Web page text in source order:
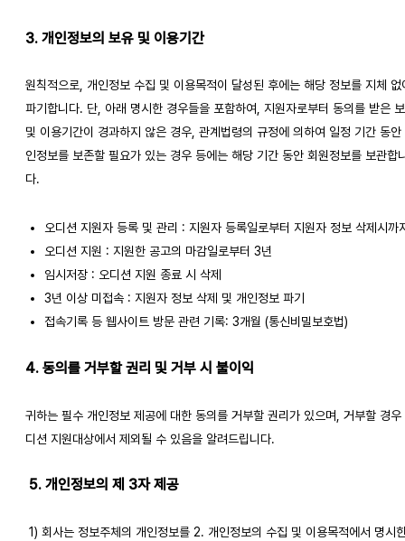
3. 개인정보의 보유 및 이용기간
원칙적으로, 개인정보 수집 및 이용목적이 달성된 후에는 해당 정보를 지체 없
파기합니다. 단, 아래 명시한 경우들을 포함하여, 지원자로부터 동의를 받은
및 이용기간이 경과하지 않은 경우, 관계법령의 규정에 의하여 일정 기간 동안
인정보를 보존할 필요가 있는 경우 등에는 해당 기간 동안 회원정보를 보관합
다.
오디션 지원자 등록 및 관리 : 지원자 등록일로부터 지원자 정보 삭제시까
오디션 지원 : 지원한 공고의 마감일로부터 3년
임시저장 : 오디션 지원 종료 시 삭제
3년 이상 미접속 : 지원자 정보 삭제 및 개인정보 파기
접속기록 등 웹사이트 방문 관련 기록: 3개월 (통신비밀보호법)
4. 동의를 거부할 권리 및 거부 시 불이익
귀하는 필수 개인정보 제공에 대한 동의를 거부할 권리가 있으며, 거부할 경우
디션 지원대상에서 제외될 수 있음을 알려드립니다.
5. 개인정보의 제 3자 제공
1) 회사는 정보주체의 개인정보를 2. 개인정보의 수집 및 이용목적에서 명시